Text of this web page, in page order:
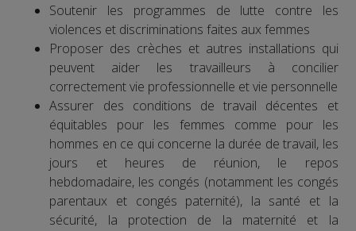
Soutenir les programmes de lutte contre les
violences et discriminations faites aux femmes
Proposer des crèches et autres installations qui
peuvent aider les travailleurs à concilier
correctement vie professionnelle et vie personnelle
Assurer des conditions de travail décentes et
équitables pour les femmes comme pour les
hommes en ce qui concerne la durée de travail, les
jours et heures de réunion, le repos
hebdomadaire, les congés (notamment les congés
parentaux et congés paternité), la santé et la
sécurité, la protection de la maternité et la